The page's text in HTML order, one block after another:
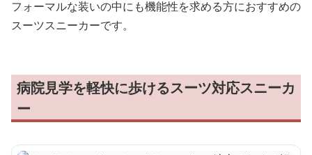
フォーマルな装いの中にも機能性を求める方におすすめの
スーツスニーカーです。
病院見学を軽快に歩けるスーツ対応スニーカ
ー